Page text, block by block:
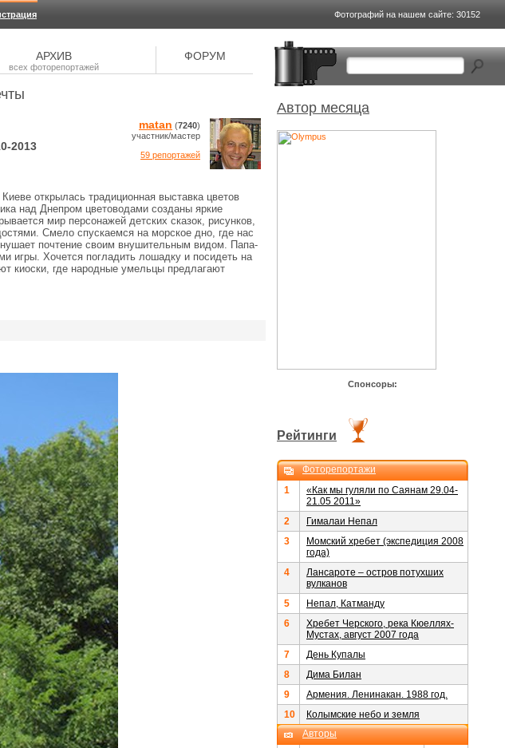
Фотографий на нашем сайте: 30152
АРХИВ
всех фоторепортажей
ФОРУМ
Автор месяца
2013
matan (7240)
участник/мастер
59 репортажей
открылась традиционная выставка цветов
над Днепром цветоводами созданы яркие
мир персонажей детских сказок, рисунков,
Смело спускаемся на морское дно, где нас
почтение своим внушительным видом. Папа-
игры. Хочется погладить лошадку и посидеть на
киоски, где народные умельцы предлагают
Спонсоры:
Рейтинги
Фоторепортажи
1
«Как мы гуляли по Саянам 29.04-
21.05 2011»
2
Гималаи Непал
3
Момский хребет (экспедиция 2008
года)
4
Лансароте – остров потухших
вулканов
5
Непал, Катманду
6
Хребет Черского, река Кюеллях-
Мустах, август 2007 года
7
День Купалы
8
Дима Билан
9
Армения. Ленинакан. 1988 год.
10
Колымские небо и земля
Авторы